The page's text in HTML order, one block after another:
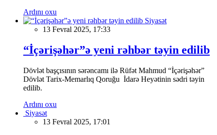
Ardını oxu
Siyasət
13 Fevral 2025, 17:33
“İçərişəhər”ə yeni rəhbər təyin edilib
Dövlət başçısının sərəncamı ilə Rüfət Mahmud “İçərişəhər”
Dövlət Tarix-Memarlıq Qoruğu İdarə Heyətinin sədri təyin
edilib.
Ardını oxu
Siyasət
13 Fevral 2025, 17:01